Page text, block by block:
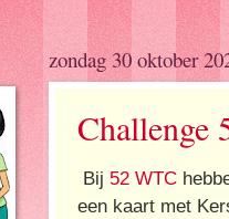
zondag 30 oktober
Challenge
Bij 52 WTC
een kaart met